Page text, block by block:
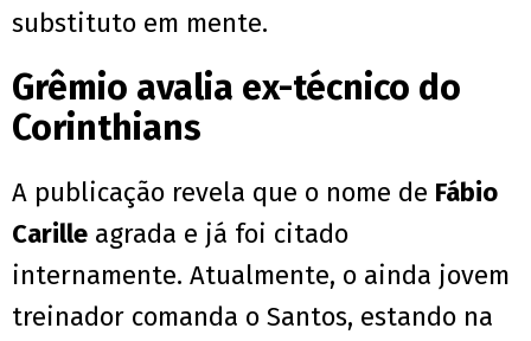
substituto em mente.
Grêmio avalia ex-técnico do
Corinthians
A publicação revela que o nome de Fábio
Carille agrada e já foi citado
internamente. Atualmente, o ainda jovem
treinador comanda o Santos, estando na